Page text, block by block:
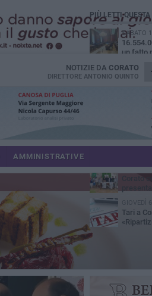
NOTIZIE DA CORATO
DIRETTORE ANTONIO QUINTO
AMMINISTRATIVE
PIÙ LETTI
SABATO
un fatto
Chiuso
SABATO
Gelato
Corato
GIOVEDÌ
Tari a
imprese»